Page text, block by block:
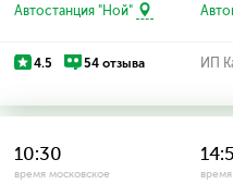
Автостанция "Ной"
4.5 54 отзыва ИП
10:30
время московское